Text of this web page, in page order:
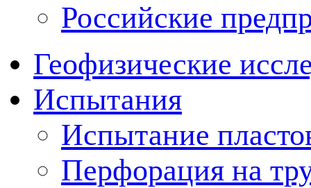
Российские
Геофизические
Испытания
Испытание
Перфорация на